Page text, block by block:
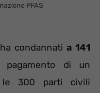
PFAS
condannatia 141
di un
le 300 parti civili